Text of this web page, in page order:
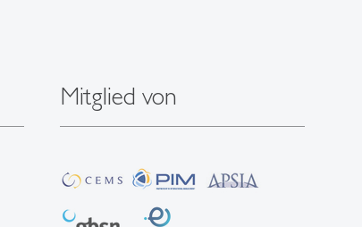
Mitglied von